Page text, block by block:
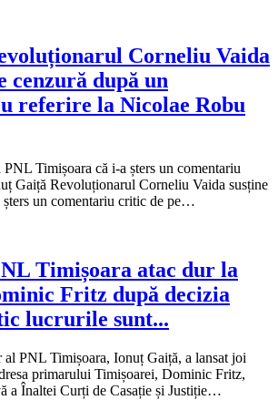
Corneliu Vaida
cenzură după un
referire la Nicolae Robu
Timișoara că i-a șters un comentariu
Gaiță Revoluționarul Corneliu Vaida susține
un comentariu critic de pe…
Timișoara atac dur la
Fritz după decizia
lucrurile sunt...
al PNL Timișoara, Ionuț Gaiță, a lansat joi
primarului Timișoarei, Dominic Fritz,
a Înaltei Curți de Casație și Justiție…